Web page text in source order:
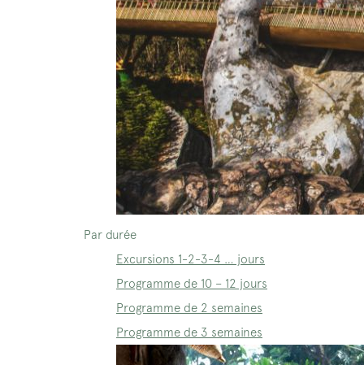
Par durée
Excursions 1-2-3-4 … jours
Programme de 10 – 12 jours
Programme de 2 semaines
Programme de 3 semaines